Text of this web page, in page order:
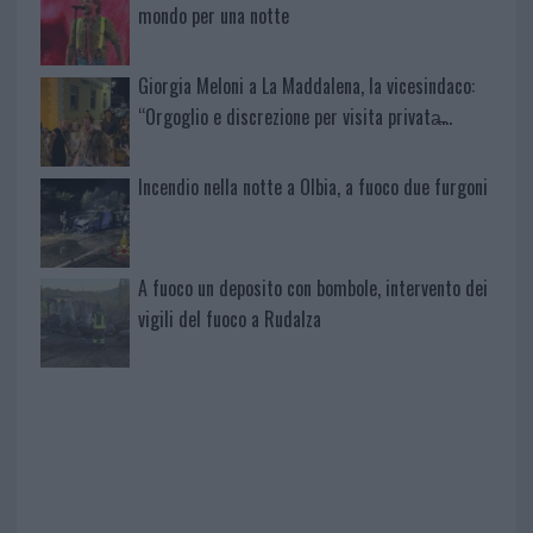
mondo per una notte
Giorgia Meloni a La Maddalena, la vicesindaco:
“Orgoglio e discrezione per visita privata̶…
Incendio nella notte a Olbia, a fuoco due furgoni
A fuoco un deposito con bombole, intervento dei
vigili del fuoco a Rudalza